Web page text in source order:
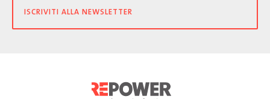
ISCRIVITI ALLA NEWSLETTER